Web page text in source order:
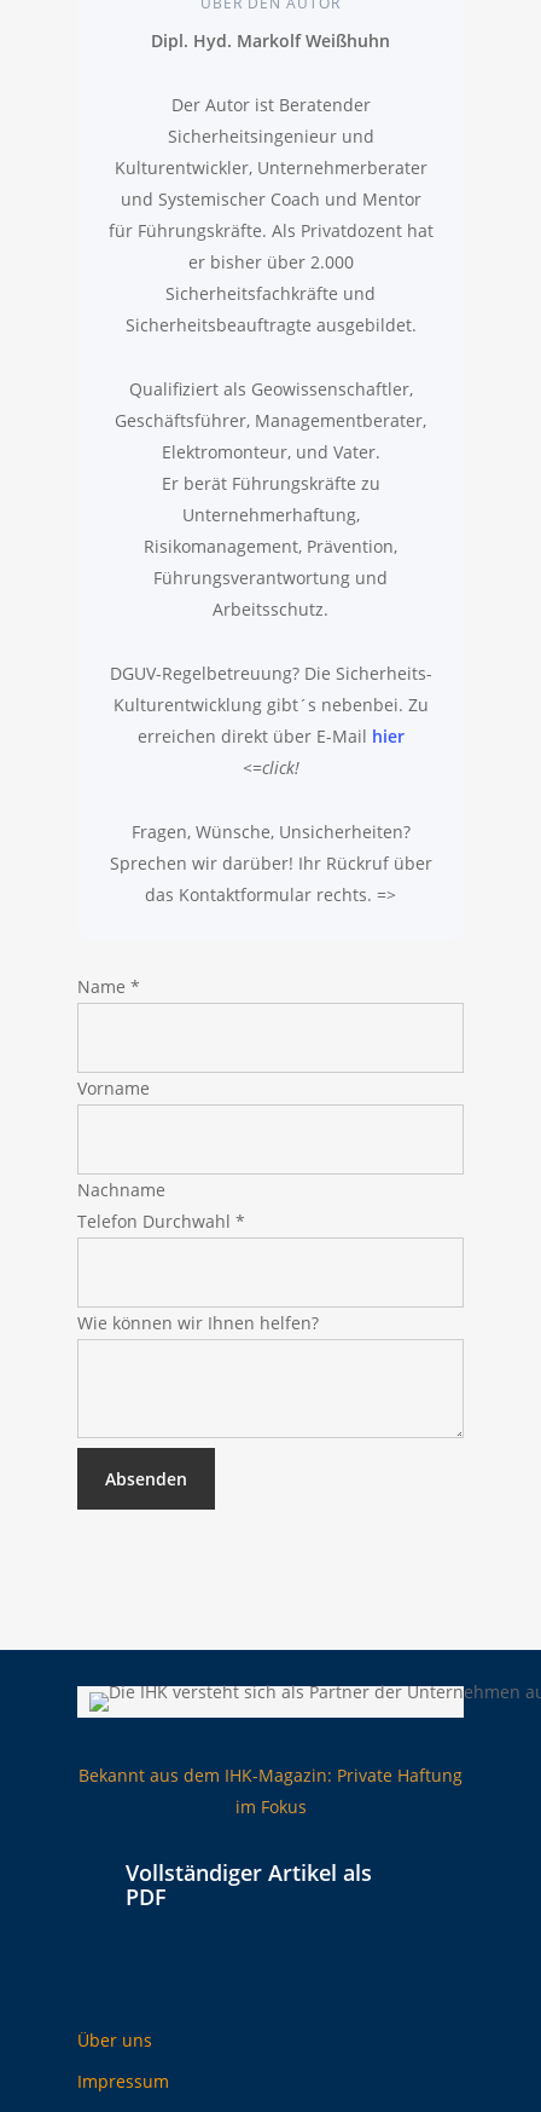
Dipl. Hyd. Markolf Weißhuhn
Der Autor ist Beratender
Sicherheitsingenieur und
Kulturentwickler, Unternehmerberater
und Systemischer Coach und Mentor
für Führungskräfte. Als Privatdozent hat
er bisher über 2.000
Sicherheitsfachkräfte und
Sicherheitsbeauftragte ausgebildet.
Qualifiziert als Geowissenschaftler,
Geschäftsführer, Managementberater,
Elektromonteur, und Vater.
Er berät Führungskräfte zu
Unternehmerhaftung,
Risikomanagement, Prävention,
Führungsverantwortung und
Arbeitsschutz.
DGUV-Regelbetreuung? Die Sicherheits-
Kulturentwicklung gibt´s nebenbei. Zu
erreichen direkt über E-Mail hier
<=click!
Fragen, Wünsche, Unsicherheiten?
Sprechen wir darüber! Ihr Rückruf über
das Kontaktformular rechts. =>
Name*
Vorname
Nachname
helfen?
Telefon Durchwahl*
Wie können wir Ihnen helfen?
Absenden
Bekannt aus dem IHK-Magazin: Private Haftung
im Fokus
Vollständiger Artikel als
PDF
Über uns
Impressum